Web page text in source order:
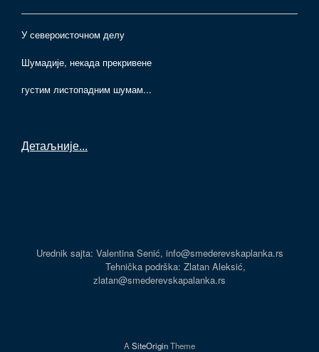
У североисточном делу
Шумадије, некада прекривене
густим листопадним шумам...
Детаљније...
Urednik sajta: Valentina Senić, info@smederevskaplanka.rs
Tehnička podrška: Zlatan Aleksić,
zlatan@smederevskapalanka.rs
A SiteOriginTheme